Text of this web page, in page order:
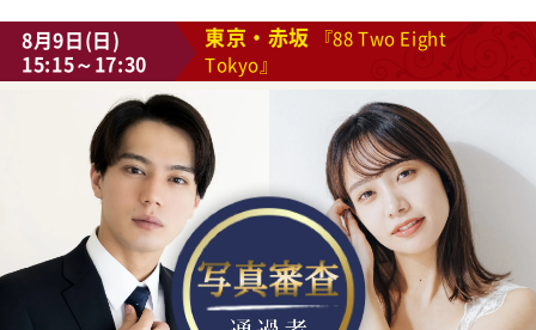
8月9日(日)
15:15～17:30
東京・赤坂
『88 Two Eight
Tokyo』